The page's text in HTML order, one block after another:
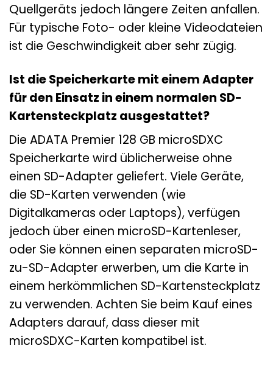
Quellgeräts jedoch längere Zeiten anfallen.
Für typische Foto- oder kleine Videodateien
ist die Geschwindigkeit aber sehr zügig.
Ist die Speicherkarte mit einem Adapter
für den Einsatz in einem normalen SD-
Kartensteckplatz ausgestattet?
Die ADATA Premier 128 GB microSDXC
Speicherkarte wird üblicherweise ohne
einen SD-Adapter geliefert. Viele Geräte,
die SD-Karten verwenden (wie
Digitalkameras oder Laptops), verfügen
jedoch über einen microSD-Kartenleser,
oder Sie können einen separaten microSD-
zu-SD-Adapter erwerben, um die Karte in
einem herkömmlichen SD-Kartensteckplatz
zu verwenden. Achten Sie beim Kauf eines
Adapters darauf, dass dieser mit
microSDXC-Karten kompatibel ist.